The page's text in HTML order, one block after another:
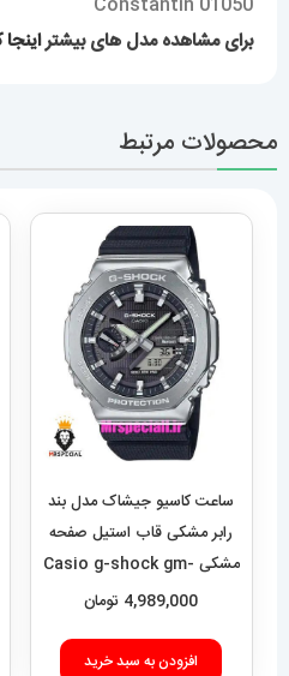
برای مشاهده مدل های بیشتر
محصولات مرتبط
ساعت کاسیو جیشاک مدل بند
رابر مشکی قاب استیل صفحه
مشکی Casio g-shock gm-
2100 021462
4,989,000 تومان
افزودن به سبد خرید